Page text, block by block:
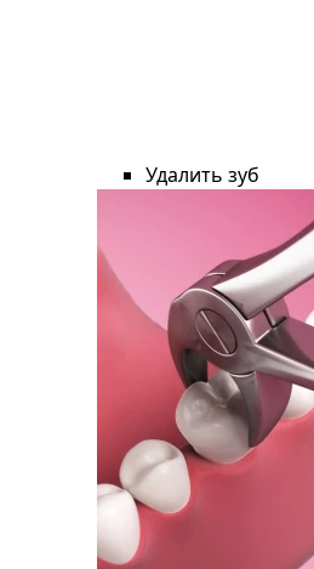
Удалить зуб